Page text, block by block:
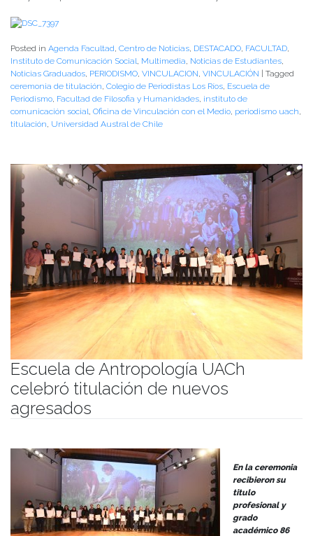
Posted in Agenda Facultad, Centro de Noticias, DESTACADO, FACULTAD,
Instituto de Comunicación Social, Multimedia, Noticias de Estudiantes,
Noticias Graduados, PERIODISMO, VINCULACION, VINCULACIÓN
Tagged
ceremonia de titulación, Colegio de Periodistas Los Ríos, Escuela de
Periodismo, Facultad de Filosofia y Humanidades, instituto de
comunicación social, Oficina de Vinculación con el Medio, periodismo uach,
titulación, Universidad Austral de Chile
Escuela de Antropología UACh
celebró titulación de nuevos
agresados
En la ceremonia
recibieron su
titulo
profesional y
grado
académico 86